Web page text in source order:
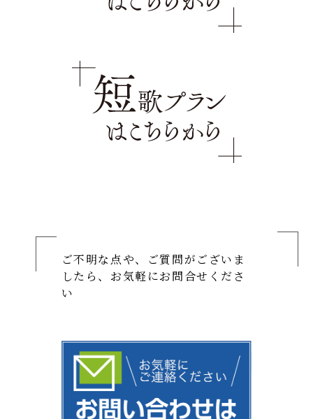
ご不明な点や、ご質問がございま
したら、お気軽にお問合せくださ
い